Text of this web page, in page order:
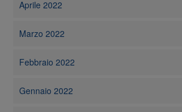
Aprile 2022
Marzo 2022
Febbraio 2022
Gennaio 2022